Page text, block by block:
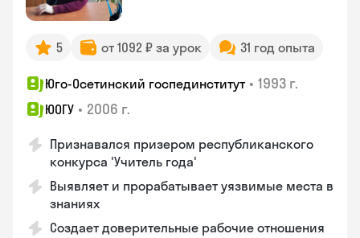
5 от 1092 ₽ за урок 31 год опыта
Юго-Осетинский госпединститут • 1993 г.
ЮОГУ • 2006 г.
Признавался призером республиканского
конкурса 'Учитель года'
Выявляет и прорабатывает уязвимые места в
знаниях
Создает доверительные рабочие отношения